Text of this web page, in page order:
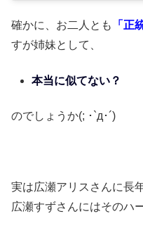
確かに、お二人とも 「正
すが姉妹として、
本当に似てない？
のでしょうか(; ･`д･´)
実は広瀬アリスさんに長
広瀬すずさんにはそのハ